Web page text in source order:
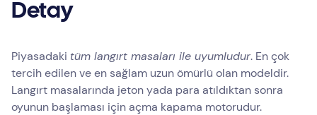
Detay
Piyasadaki tüm langırt masaları ile uyumludur. En çok
tercih edilen ve en sağlam uzun ömürlü olan modeldir.
Langırt masalarında jeton yada para atıldıktan sonra
oyunun başlaması için açma kapama motorudur.